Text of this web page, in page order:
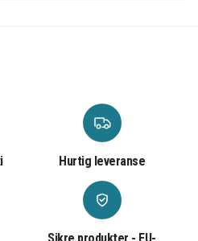
007, 8EM40AV, 8MQ79AV,
8RN47AV, 8RY09AV,
913691-952,
913691-950, 008-001,
001, N16170-001, N31180-
Hurtig leveranse